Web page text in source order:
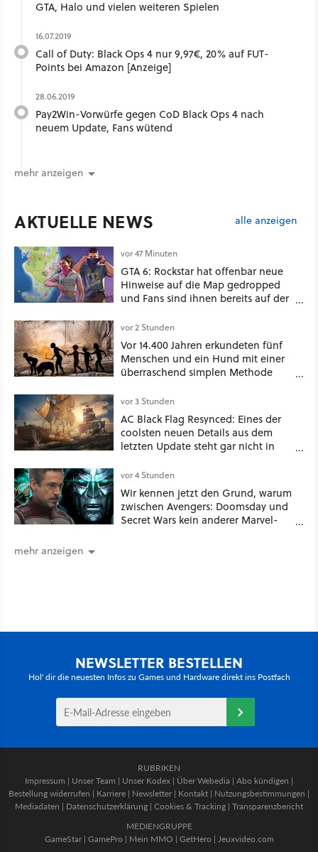
GTA, Halo und vielen weiteren Spielen
16.07.2019
Call of Duty: Black Ops 4 nur 9,97€, 20% auf FUT-
Points bei Amazon [Anzeige]
28.06.2019
Pay2Win-Vorwürfe gegen CoD Black Ops 4 nach
neuem Update, Fans wütend
mehr anzeigen
AKTUELLE NEWS alle anzeigen
vor 47 Minuten
GTA 6: Rockstar hat offenbar neue
Hinweise auf die Map gedropped
und Fans sind ihnen bereits auf der
vor 2 Stunden
Vor 14.400 Jahren erkundeten fünf
Menschen und ein Hund mit einer
überraschend simplen Methode
Spuren für die Ewigkeit
vor 3 Stunden
AC Black Flag Resynced: Eines der
coolsten neuen Details aus dem
letzten Update steht gar nicht in
vor 4 Stunden
Wir kennen jetzt den Grund, warum
zwischen Avengers: Doomsday und
Secret Wars kein anderer Marvel-
mehr anzeigen
NEWSLETTER BESTELLEN
Hol' dir die neuesten Infos zu Games und Hardware direkt ins Postfach
RUBRIKEN
Impressum | Unser Team | Unser Kodex | Über Webedia | Abo kündigen |
Bestellung widerrufen | Karriere | Newsletter | Kontakt | Nutzungsbestimmungen |
Mediadaten | Datenschutzerklärung | Cookies & Tracking | Transparenzbericht
MEDIENGRUPPE
GameStar| GamePro | Mein MMO | GetHero | Jeuxvideo.com